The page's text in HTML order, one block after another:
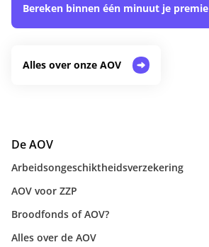
Bereken binnen één minuut je premie
Alles over onze AOV
De AOV
Arbeidsongeschiktheidsverzekering
AOV voor ZZP
Broodfonds of AOV?
Alles over de AOV